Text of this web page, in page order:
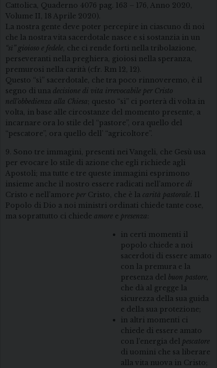
Cattolica, Quaderno 4076 pag. 163 – 176, Anno 2020,
Volume II, 18 Aprile 2020).
La nostra gente deve poter percepire in ciascuno di noi
che la nostra vita sacerdotale nasce e si sostanzia in un
“sì” gioioso e fedele, che ci rende forti nella tribolazione,
perseveranti nella preghiera, gioiosi nella speranza,
premurosi nella carità (cfr. Rm 12, 12).
Questo “sì” sacerdotale, che tra poco rinnoveremo, è il
segno di una decisione di vita irrevocabile per Cristo
nell’obbedienza alla Chiesa; questo “sì” ci porterà di volta in
volta, in base alle circostanze del momento presente, a
incarnare ora lo stile del “pastore”, ora quello del
“pescatore”, ora quello dell’ “agricoltore”.
9. Sono tre immagini, presenti nei Vangeli, che Gesù usa
per evocare lo stile di azione che egli richiede agli
Apostoli; ma tutte e tre queste immagini esprimono
insieme anche il nostro essere radicati nell’amore di
Cristo e nell’amore per Cristo, che è la carità pastorale. Il
Popolo di Dio a noi ministri ordinati chiede tante cose,
ma soprattutto ci chiede amore e presenza:
in certi momenti il
popolo chiede a noi
sacerdoti di essere amato
con la premura e la
presenza del buon pastore,
che dà al gregge la
sicurezza della sua guida
e della sua protezione;
in altri momenti ci
chiede di essere amato
con l’energia del pescatore
di uomini che sa liberare
alla vita nuova in Cristo;